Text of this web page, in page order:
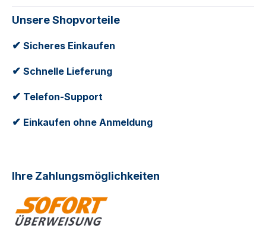
Unsere Shopvorteile
✔ Sicheres Einkaufen
✔ Schnelle Lieferung
✔ Telefon-Support
✔ Einkaufen ohne Anmeldung
Ihre Zahlungsmöglichkeiten